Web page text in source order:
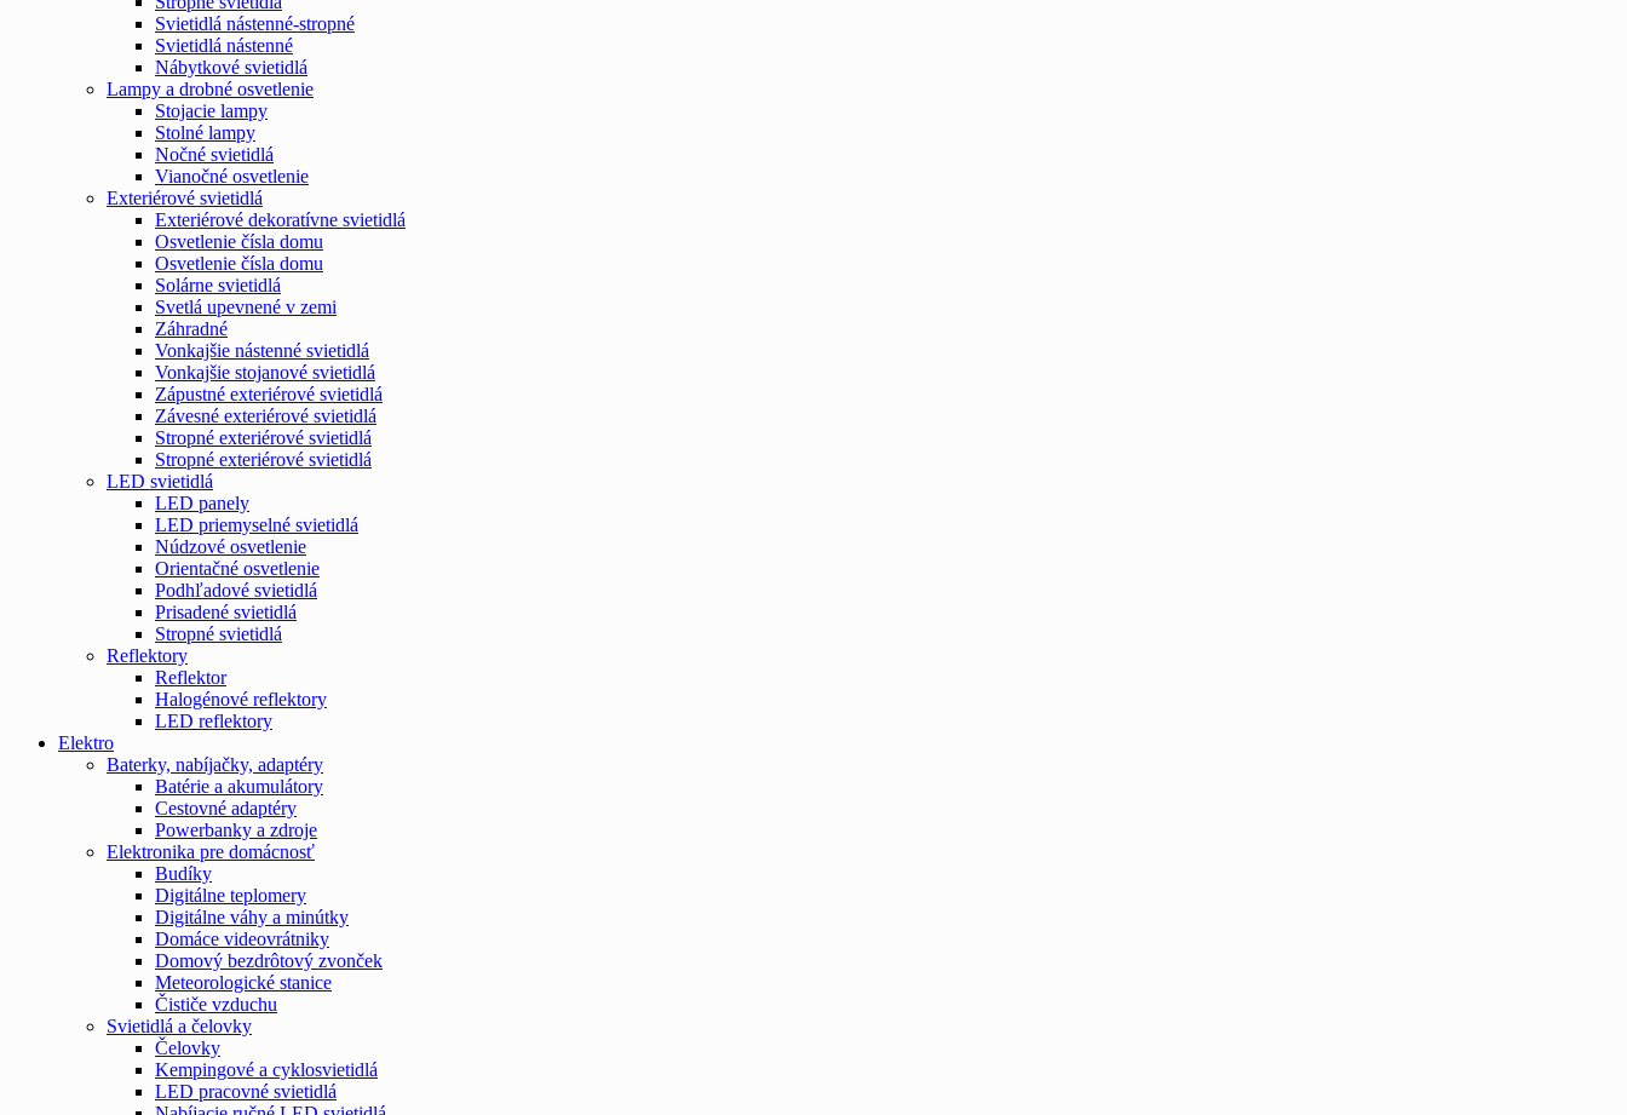
Svietidlá nástenné-stropné
Svietidlá nástenné
Nábytkové svietidlá
Lampy a drobné osvetlenie
Stojacie lampy
Stolné lampy
Nočné svietidlá
Vianočné osvetlenie
Exteriérové svietidlá
Exteriérové dekoratívne svietidlá
Osvetlenie čísla domu
Osvetlenie čísla domu
Solárne svietidlá
Svetlá upevnené v zemi
Záhradné
Vonkajšie nástenné svietidlá
Vonkajšie stojanové svietidlá
Zápustné exteriérové svietidlá
Závesné exteriérové svietidlá
Stropné exteriérové svietidlá
Stropné exteriérové svietidlá
LED svietidlá
LED panely
LED priemyselné svietidlá
Núdzové osvetlenie
Orientačné osvetlenie
Podhľadové svietidlá
Prisadené svietidlá
Stropné svietidlá
Reflektory
Reflektor
Halogénové reflektory
LED reflektory
Elektro
Baterky, nabíjačky, adaptéry
Batérie a akumulátory
Cestovné adaptéry
Powerbanky a zdroje
Elektronika pre domácnosť
Budíky
Digitálne teplomery
Digitálne váhy a minútky
Domáce videovrátniky
Domový bezdrôtový zvonček
Meteorologické stanice
Čističe vzduchu
Svietidlá a čelovky
Čelovky
Kempingové a cyklosvietidlá
LED pracovné svietidlá